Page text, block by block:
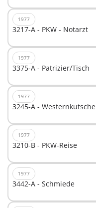
1977
3217-A - PKW - Notarzt
1977
3375-A - Patrizier/Tisch
1977
3245-A - Westernkutsche
1977
3210-B - PKW-Reise
1977
3442-A - Schmiede